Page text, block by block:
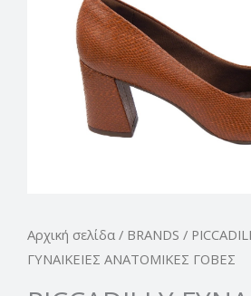
Αρχική σελίδα / BRANDS /
ΓΥΝΑΙΚΕΙΕΣ ΑΝΑΤΟΜΙΚΕΣ ΓΟΒΕΣ
ΑΝΑΤΟΜΙΚΕΣ
ποσότητα